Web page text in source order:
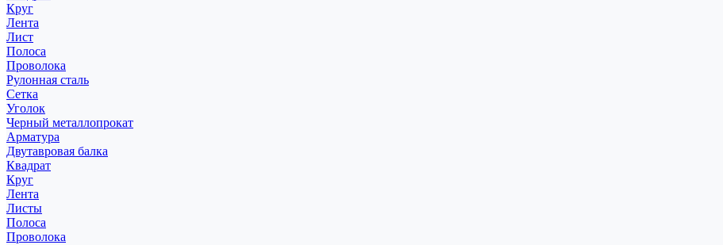
Круг
Лента
Лист
Полоса
Проволока
Рулонная сталь
Сетка
Уголок
Черный металлопрокат
Арматура
Двутавровая балка
Квадрат
Круг
Лента
Листы
Полоса
Проволока